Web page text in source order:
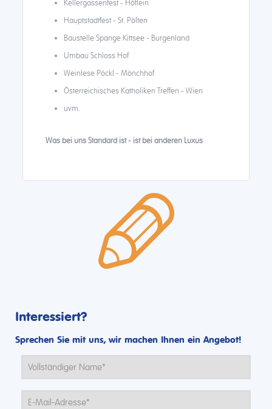
Kellergassenfest - Höflein
Hauptstadtfest - St. Pölten
Baustelle Spange Kittsee - Burgenland
Umbau Schloss Hof
Weinlese Pöckl - Mönchhof
Österreichisches Katholiken Treffen - Wien
uvm.
Was bei uns Standard ist - ist bei anderen Luxus
Interessiert?
Sprechen Sie mit uns, wir machen Ihnen ein Angebot!